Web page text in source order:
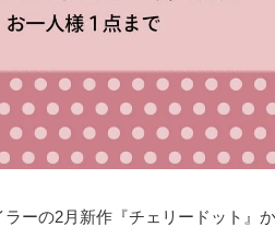
ーの2月新作『チェリードット』